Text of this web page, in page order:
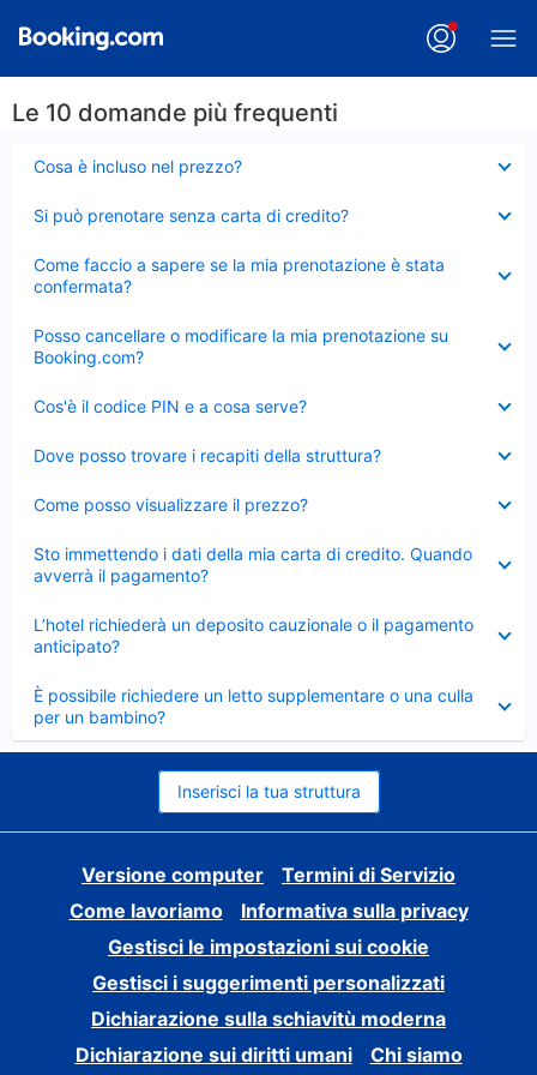
Le 10 domande più frequenti
Cosa è incluso nel prezzo?
chiuso
Si può prenotare senza carta di credito?
chiuso
Come faccio a sapere se la mia prenotazione è stata
confermata?
chiuso
Posso cancellare o modificare la mia prenotazione su
Booking.com?
chiuso
Cos'è il codice PIN e a cosa serve?
chiuso
Dove posso trovare i recapiti della struttura?
chiuso
Come posso visualizzare il prezzo?
chiuso
Sto immettendo i dati della mia carta di credito. Quando
avverrà il pagamento?
chiuso
L’hotel richiederà un deposito cauzionale o il pagamento
anticipato?
chiuso
È possibile richiedere un letto supplementare o una culla
per un bambino?
Elemento
chiuso
Inserisci la tua struttura
Versione computer
Termini di Servizio
Come lavoriamo
Informativa sulla privacy
Gestisci le impostazioni sui cookie
Gestisci i suggerimenti personalizzati
Dichiarazione sulla schiavitù moderna
Dichiarazione sui diritti umani
Chi siamo